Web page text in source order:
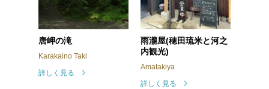
唐岬の滝
Karakaino Taki
詳しく見る
雨瀧屋(穂田琉米と河之
内観光)
Amatakiya
詳しく見る